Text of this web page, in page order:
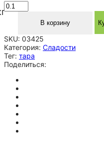
Количество
товара
Бокс
с
ручкой
В корзину
SKU: 03425
Категория: Сладости
Тег: тара
Поделиться: